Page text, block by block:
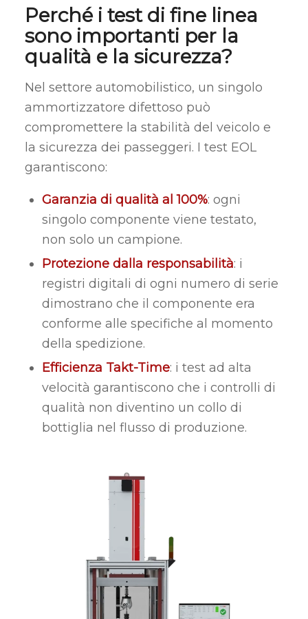
Perché i test di fine linea
sono importanti per la
qualità e la sicurezza?
Nel settore automobilistico, un singolo
ammortizzatore difettoso può
compromettere la stabilità del veicolo e
la sicurezza dei passeggeri. I test EOL
garantiscono:
Garanzia di qualità al 100%: ogni
singolo componente viene testato,
non solo un campione.
Protezione dalla responsabilità: i
registri digitali di ogni numero di serie
dimostrano che il componente era
conforme alle specifiche al momento
della spedizione.
Efficienza Takt-Time: i test ad alta
velocità garantiscono che i controlli di
qualità non diventino un collo di
bottiglia nel flusso di produzione.